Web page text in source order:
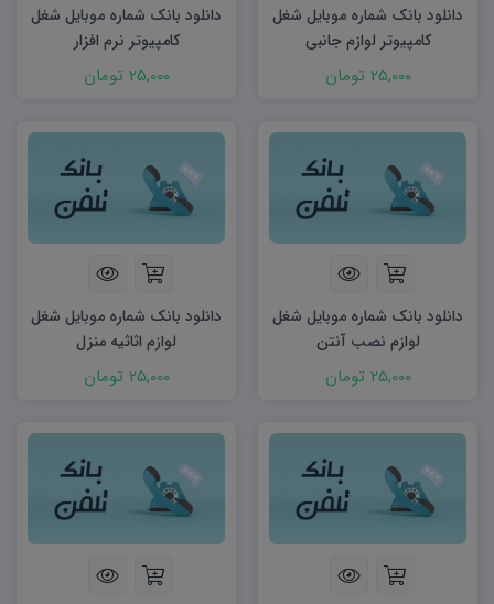
دانلود بانک شماره موبایل شغل
کامپیوتر لوازم جانبی
25,000 تومان
دانلود بانک شماره موبایل شغل
کامپیوتر نرم افزار
25,000 تومان
دانلود بانک شماره موبایل شغل
لوازم نصب آنتن
25,000 تومان
دانلود بانک شماره موبایل شغل
لوازم اثاثیه منزل
25,000 تومان